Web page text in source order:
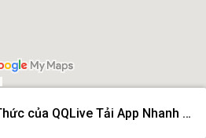
QQLive – Trang Chính Thức của QQLive Tải App Nhanh 2026